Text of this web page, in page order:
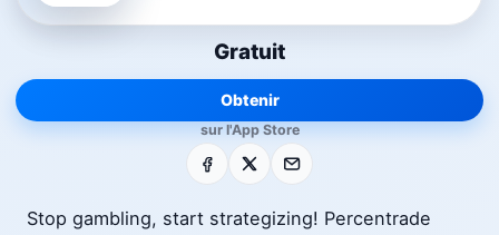
Gratuit
Obtenir
sur l'App Store
Facebook E-mail
Stop gambling, start strategizing! Percentrade